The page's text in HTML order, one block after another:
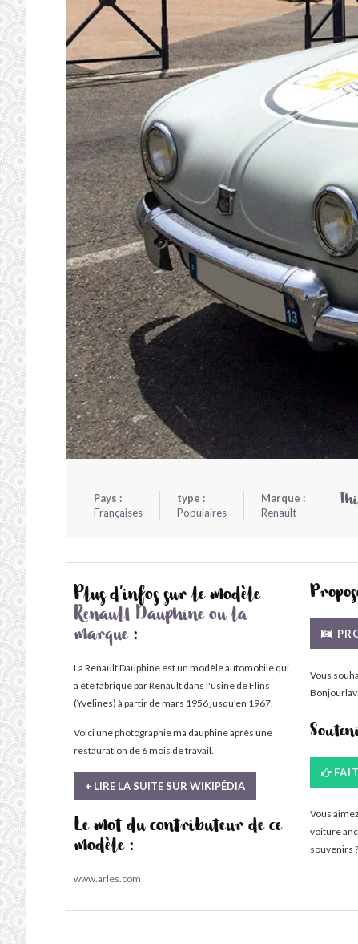
Pays :
Françaises
type :
Populaires
Marque :
Renault
Plus d'infos sur le modèle
Renault Dauphine ou la
marque:
La Renault Dauphine est un modèle automobile qui
a été fabriqué par Renault dans l'usine de Flins
(Yvelines) à partir de mars 1956 jusqu'en 1967.
Voici une photographie ma dauphine après une
restauration de 6 mois de travail.
+ LIRE LA SUITE SUR WIKIPÉDIA
Le mot du contributeur de ce
modèle :
www.arles.com
Vous
Vous
voiture
souvenirs